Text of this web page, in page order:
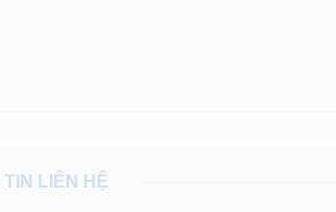
TIN LIÊN HỆ